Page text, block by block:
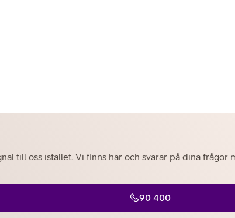
till oss istället. Vi finns här och svarar på dina frågor
90 400